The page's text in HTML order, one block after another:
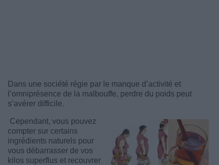
Dans une société régie par le manque d’activité et
l’omniprésence de la malbouffe, perdre du poids peut
s’avérer difficile.
Cependant, vous pouvez
compter sur certains
ingrédients naturels pour
vous débarrasser de vos
kilos superflus et recouvrer